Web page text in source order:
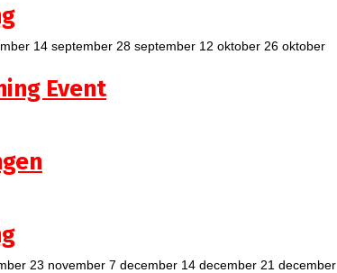
14 september 28 september 12 oktober 26 oktober
Event
23 november 7 december 14 december 21 december